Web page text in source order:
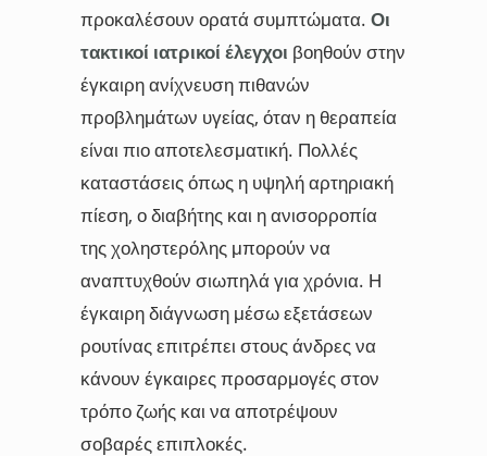
προκαλέσουν ορατά συμπτώματα. Οι
τακτικοί ιατρικοί έλεγχοι βοηθούν στην
έγκαιρη ανίχνευση πιθανών
προβλημάτων υγείας, όταν η θεραπεία
είναι πιο αποτελεσματική. Πολλές
καταστάσεις όπως η υψηλή αρτηριακή
πίεση, ο διαβήτης και η ανισορροπία
της χοληστερόλης μπορούν να
αναπτυχθούν σιωπηλά για χρόνια. Η
έγκαιρη διάγνωση μέσω εξετάσεων
ρουτίνας επιτρέπει στους άνδρες να
κάνουν έγκαιρες προσαρμογές στον
τρόπο ζωής και να αποτρέψουν
σοβαρές επιπλοκές.